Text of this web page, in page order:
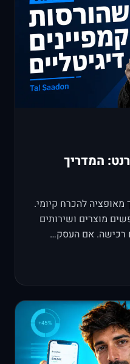
המדריך
להכרח קיומי.
מחפשים מוצרים ושירותים
רכישה. אם העסק…